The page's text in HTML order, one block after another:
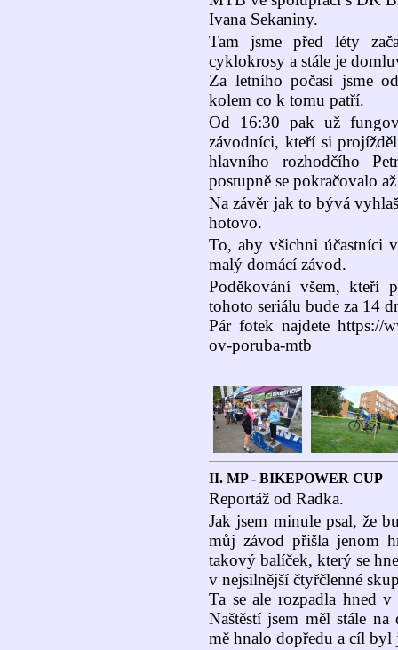
Ivana Sekaniny.
Tam jsme před léty
cyklokrosy a stále je
Za letního počasí jsme
kolem co k tomu patří.
Od 16:30 pak už
závodníci, kteří si
hlavního rozhodčího
postupně se pokračovalo
Na závěr jak to bývá
hotovo.
To, aby všichni účastníci
malý domácí závod.
Poděkování všem,
tohoto seriálu bude za 14
Pár fotek najdete https://
ov-poruba-mtb
II. MP - BIKEPOWER CUP
Reportáž od Radka.
Jak jsem minule psal, že
můj závod přišla jenom
takový balíček, který se
v nejsilnější čtyřčlenné
Ta se ale rozpadla hned
Naštěstí jsem měl stále
mě hnalo dopředu a cíl